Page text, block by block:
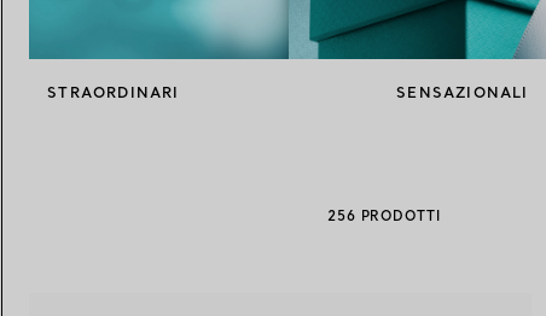
Fedi per Lei Fedi per Lui
STRAORDINARI SENSAZIONALI
256 PRODOTTI